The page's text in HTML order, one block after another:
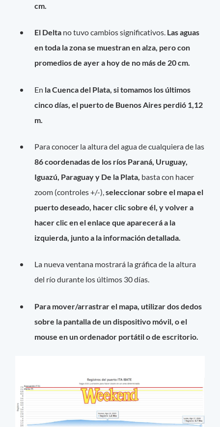
cm.
El Delta no tuvo cambios significativos. Las aguas
en toda la zona se muestran en alza, pero con
promedios de ayer a hoy de no más de 20 cm.
En la Cuenca del Plata, si tomamos los últimos
cinco días, el puerto de Buenos Aires perdió 1,12
m.
Para conocer la altura del agua de cualquiera de las
86 coordenadas de los ríos Paraná, Uruguay,
Iguazú, Paraguay y De la Plata, basta con hacer
zoom (controles +/-),seleccionar sobre el mapa el
puerto deseado, hacer clic sobre él, y volver a
hacer clic en el enlace que aparecerá a la
izquierda, junto a la información detallada.
La nueva ventana mostrará la gráfica de la altura
del río durante los últimos 30 días.
Para mover/arrastrar el mapa, utilizar dos dedos
sobre la pantalla de un dispositivo móvil, o el
mouse en un ordenador portátil o de escritorio.